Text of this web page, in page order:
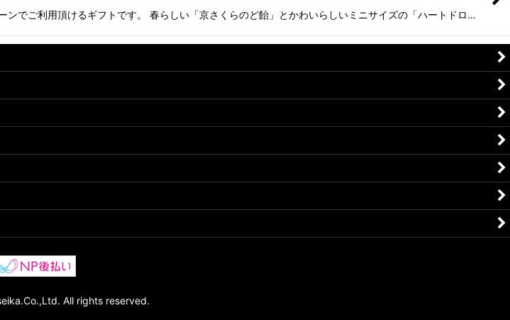
でご利用頂けるギフトです。 春らしい「京さくらのど飴」とかわいらしいミニサイズの「ハートドロ…
All rights reserved.